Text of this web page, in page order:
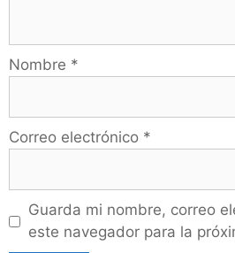
Nombre *
Correo electrónico *
Guarda mi nombre, correo
este navegador para la